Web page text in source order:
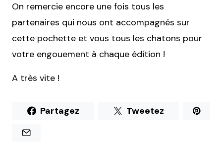
On remercie encore une fois tous les
partenaires qui nous ont accompagnés sur
cette pochette et vous tous les chatons pour
votre engouement à chaque édition !
A très vite !
Partagez Tweetez